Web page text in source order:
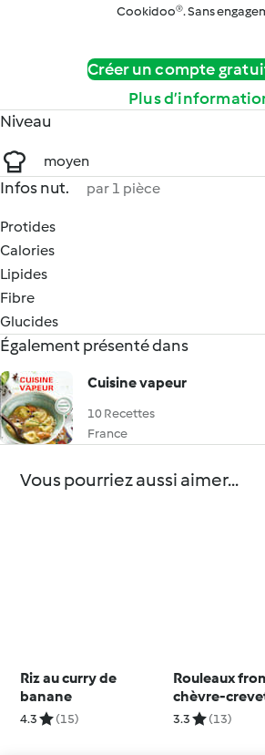
Cookidoo®. Sans
Créer un compte
Plus
Niveau
moyen
Infos nut. par 1 pièce
Protides
Calories
Lipides
Fibre
Glucides
Également présenté dans
Cuisine vapeur
10 Recettes
France
Vous pourriez aussi aimer...
Riz au curry de
banane
4.3 (15)
Rouleaux
chèvre-
3.3 (13)